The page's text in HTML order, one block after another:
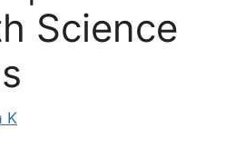
Science
K